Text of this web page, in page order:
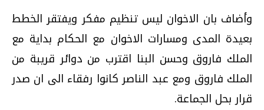
وأضاف بان الاخوان ليس تنظيم مفكر ويفتقر الخطط
بعيدة المدى ومسارات الاخوان مع الحكام بداية مع
الملك فاروق وحسن البنا اقترب من دوائر قريبة من
الملك فاروق ومع عبد الناصر كانوا رفقاء الى ان صدر
قرار بحل الجماعة.